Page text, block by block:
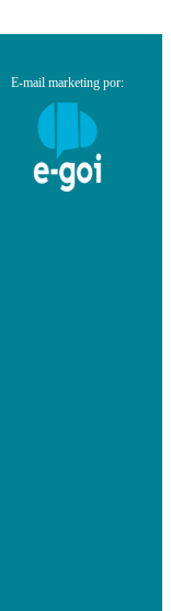
E-mail marketing por: